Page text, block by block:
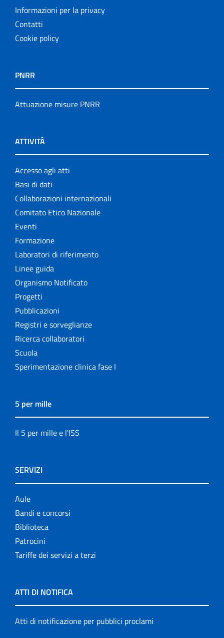
Informazioni per la privacy
Contatti
Cookie policy
PNRR
Attuazione misure PNRR
ATTIVITÀ
Accesso agli atti
Basi di dati
Collaborazioni internazionali
Comitato Etico Nazionale
Eventi
Formazione
Laboratori di riferimento
Linee guida
Organismo Notificato
Progetti
Pubblicazioni
Registri e sorveglianze
Ricerca collaboratori
Scuola
Sperimentazione clinica fase I
5 per mille
Il 5 per mille e l'ISS
SERVIZI
Aule
Bandi e concorsi
Biblioteca
Patrocini
Tariffe dei servizi a terzi
ATTI DI NOTIFICA
Atti di notificazione per pubblici proclami